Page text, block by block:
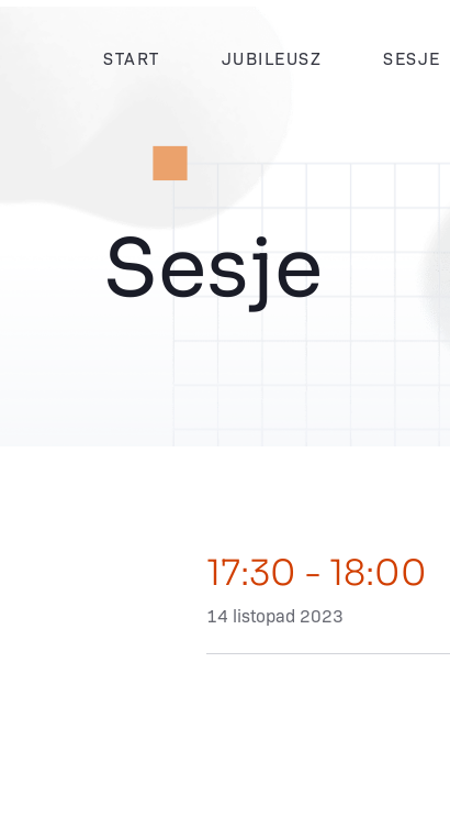
START JUBILEUSZ SESJE
Sesje
17:30 - 18:00
14 listopad 2023